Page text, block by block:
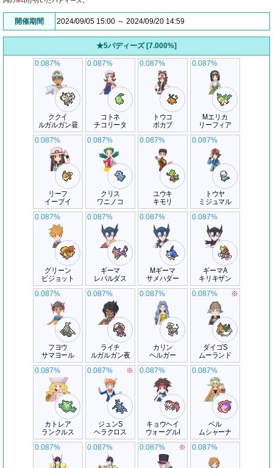
開催期間 2024/09/05 15:00 ～ 2024/09/20 14:59
★5バディーズ [7.000%]
ククイ
ルガルガン昼
0.087%
コトネ
チコリータ
0.087%
トウコ
ポカブ
0.087%
Mエリカ
リーフィア
0.087%
リーフ
イーブイ
0.087%
クリス
ワニノコ
0.087%
ユウキ
キモリ
0.087%
トウヤ
ミジュマル
0.087%
グリーン
ピジョット
0.087%
ギーマ
レパルダス
0.087%
Mギーマ
サメハダー
0.087%
ギーマA
キリキザン
0.087%
フヨウ
サマヨール
0.087%
ライチ
ルガルガン夜
0.087%
カリン
ヘルガー
0.087%
ダイゴS
ムーランド
0.087% ※
カトレア
ランクルス
0.087%
ジュンS
ヘラクロス
0.087% ※
キョウヘイ
ウォーグルI
0.087%
ベル
ムシャーナ
0.087%
0.087% 0.087% 0.087% ※ 0.087%